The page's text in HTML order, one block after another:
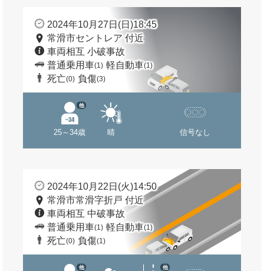
2024年10月27日(日)18:45
常滑市セントレア 付近
車両相互 小破事故
普通乗用車(1) 軽自動車(1)
死亡(0) 負傷(3)
25～34歳
他
晴 信号なし
2024年10月22日(火)14:50
常滑市常滑字折戸 付近
車両相互 中破事故
普通乗用車(1) 軽自動車(1)
死亡(0) 負傷(1)
他 他